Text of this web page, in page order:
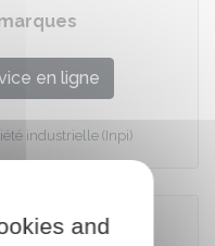
en ligne
industrielle (Inpi)
and